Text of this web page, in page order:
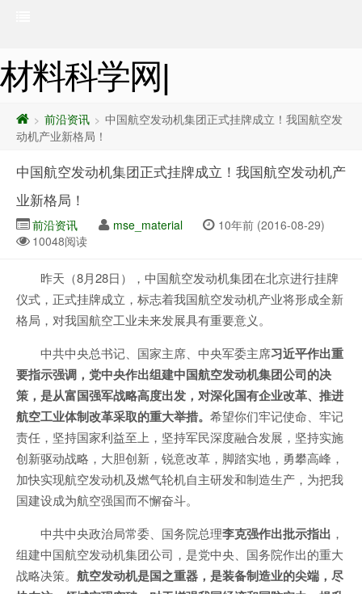
材料科学网|
> 前沿资讯 > 中国航空发动机集团正式挂牌成立！我国航空发
动机产业新格局！
中国航空发动机集团正式挂牌成立！我国航空发动机产
业新格局！
前沿资讯 mse_material
10年前 (2016-08-29)
10048阅读
昨天（8月28日），中国航空发动机集团在北京进行挂牌
仪式，正式挂牌成立，标志着我国航空发动机产业将形成全新
格局，对我国航空工业未来发展具有重要意义。
中共中央总书记、国家主席、中央军委主席习近平作出重
要指示强调，党中央作出组建中国航空发动机集团公司的决
策，是从富国强军战略高度出发，对深化国有企业改革、推进
航空工业体制改革采取的重大举措。 希望你们牢记使命、牢记
责任，坚持国家利益至上，坚持军民深度融合发展，坚持实施
创新驱动战略，大胆创新，锐意改革，脚踏实地，勇攀高峰，
加快实现航空发动机及燃气轮机自主研发和制造生产，为把我
国建设成为航空强国而不懈奋斗。
中共中央政治局常委、国务院总理李克强作出批示指出 ，
组建中国航空发动机集团公司，是党中央、国务院作出的重大
战略决策。 航空发动机是国之重器，是装备制造业的尖端，尽